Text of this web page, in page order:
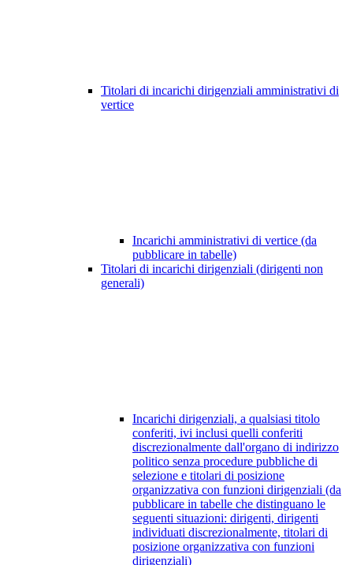
Titolari di incarichi dirigenziali amministrativi di
vertice
Incarichi amministrativi di vertice (da
pubblicare in tabelle)
Titolari di incarichi dirigenziali (dirigenti non
generali)
Incarichi dirigenziali, a qualsiasi titolo
conferiti, ivi inclusi quelli conferiti
discrezionalmente dall'organo di indirizzo
politico senza procedure pubbliche di
selezione e titolari di posizione
organizzativa con funzioni dirigenziali (da
pubblicare in tabelle che distinguano le
seguenti situazioni: dirigenti, dirigenti
individuati discrezionalmente, titolari di
posizione organizzativa con funzioni
dirigenziali)